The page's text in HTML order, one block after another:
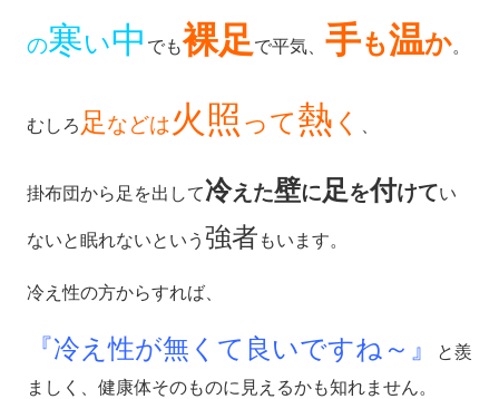
の寒い中 でも裸足 で平気、 手も温か。
むしろ 足などは火照 って熱 く
掛布団から足を出して冷えた壁に足を付けてい
ないと眠れないという 強者 もいます。
冷え性の方からすれば、
『冷え性が無くて良いですね～』
と羨
ましく、健康体そのものに見えるかも知れません。